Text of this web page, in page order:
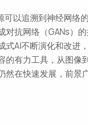
可以追溯到神经网络
对抗网络（GANs）
式AI不断演化和改进
的有力工具，从图像
然在快速发展，前景广